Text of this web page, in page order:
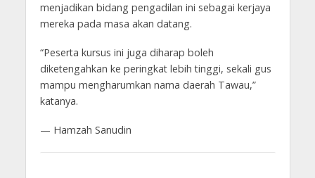
menjadikan bidang pengadilan ini sebagai kerjaya
mereka pada masa akan datang.
“Peserta kursus ini juga diharap boleh
diketengahkan ke peringkat lebih tinggi, sekali gus
mampu mengharumkan nama daerah Tawau,”
katanya.
— Hamzah Sanudin